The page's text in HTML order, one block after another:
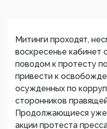
Митинги проходят,
воскресенье кабинет
поводом к протесту
привести к
осужденных по
сторонников
Продолжающиеся уже
акции протеста